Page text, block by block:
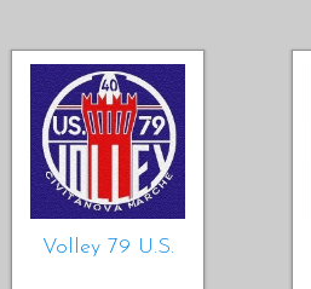
Volley 79 U.S.